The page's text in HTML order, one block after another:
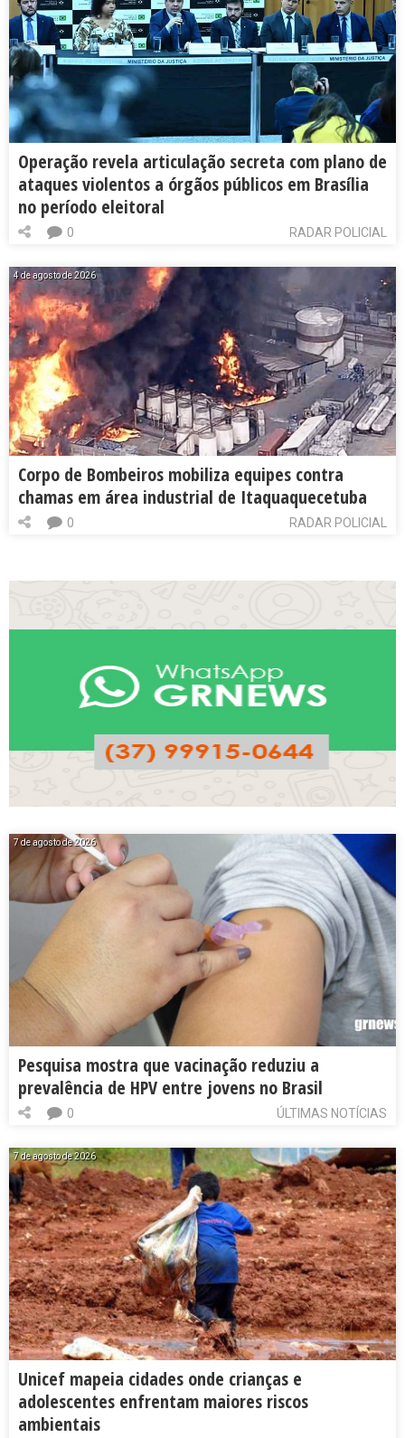
Operação revela articulação secreta com plano de
ataques violentos a órgãos públicos em Brasília
no período eleitoral
RADAR POLICIAL
0
4 de agosto de 2026
Corpo de Bombeiros mobiliza equipes contra
chamas em área industrial de Itaquaquecetuba
RADAR POLICIAL
0
7 de agosto de 2026
Pesquisa mostra que vacinação reduziu a
prevalência de HPV entre jovens no Brasil
ÚLTIMAS NOTÍCIAS
0
7 de agosto de 2026
Unicef mapeia cidades onde crianças e
adolescentes enfrentam maiores riscos
ambientais